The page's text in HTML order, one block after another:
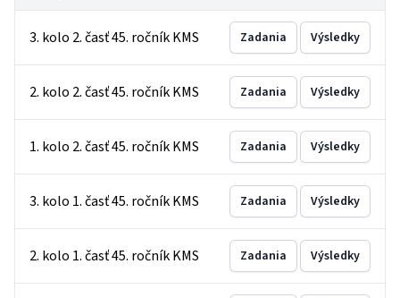
3. kolo 2. časť 45. ročník KMS Zadania Výsledky
2. kolo 2. časť 45. ročník KMS Zadania Výsledky
1. kolo 2. časť 45. ročník KMS Zadania Výsledky
3. kolo 1. časť 45. ročník KMS Zadania Výsledky
2. kolo 1. časť 45. ročník KMS Zadania Výsledky